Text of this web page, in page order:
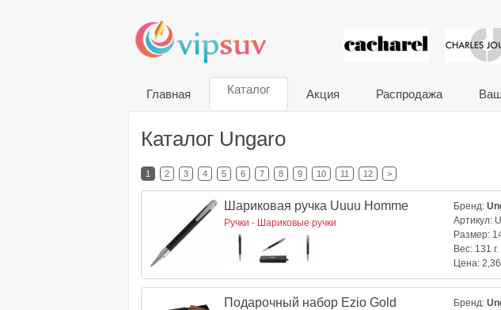
VIP
Главная Каталог Акция Распродажа
Каталог Ungaro
1 2 3 4 5 6 7 8 9 10 11 12 >
Шариковая ручка Uuuu Homme
Ручки - Шариковые ручки
Бренд:
Артикул:
Размер:
Вес: 131 г.
Цена:
Подарочный набор Ezio Gold Бренд: